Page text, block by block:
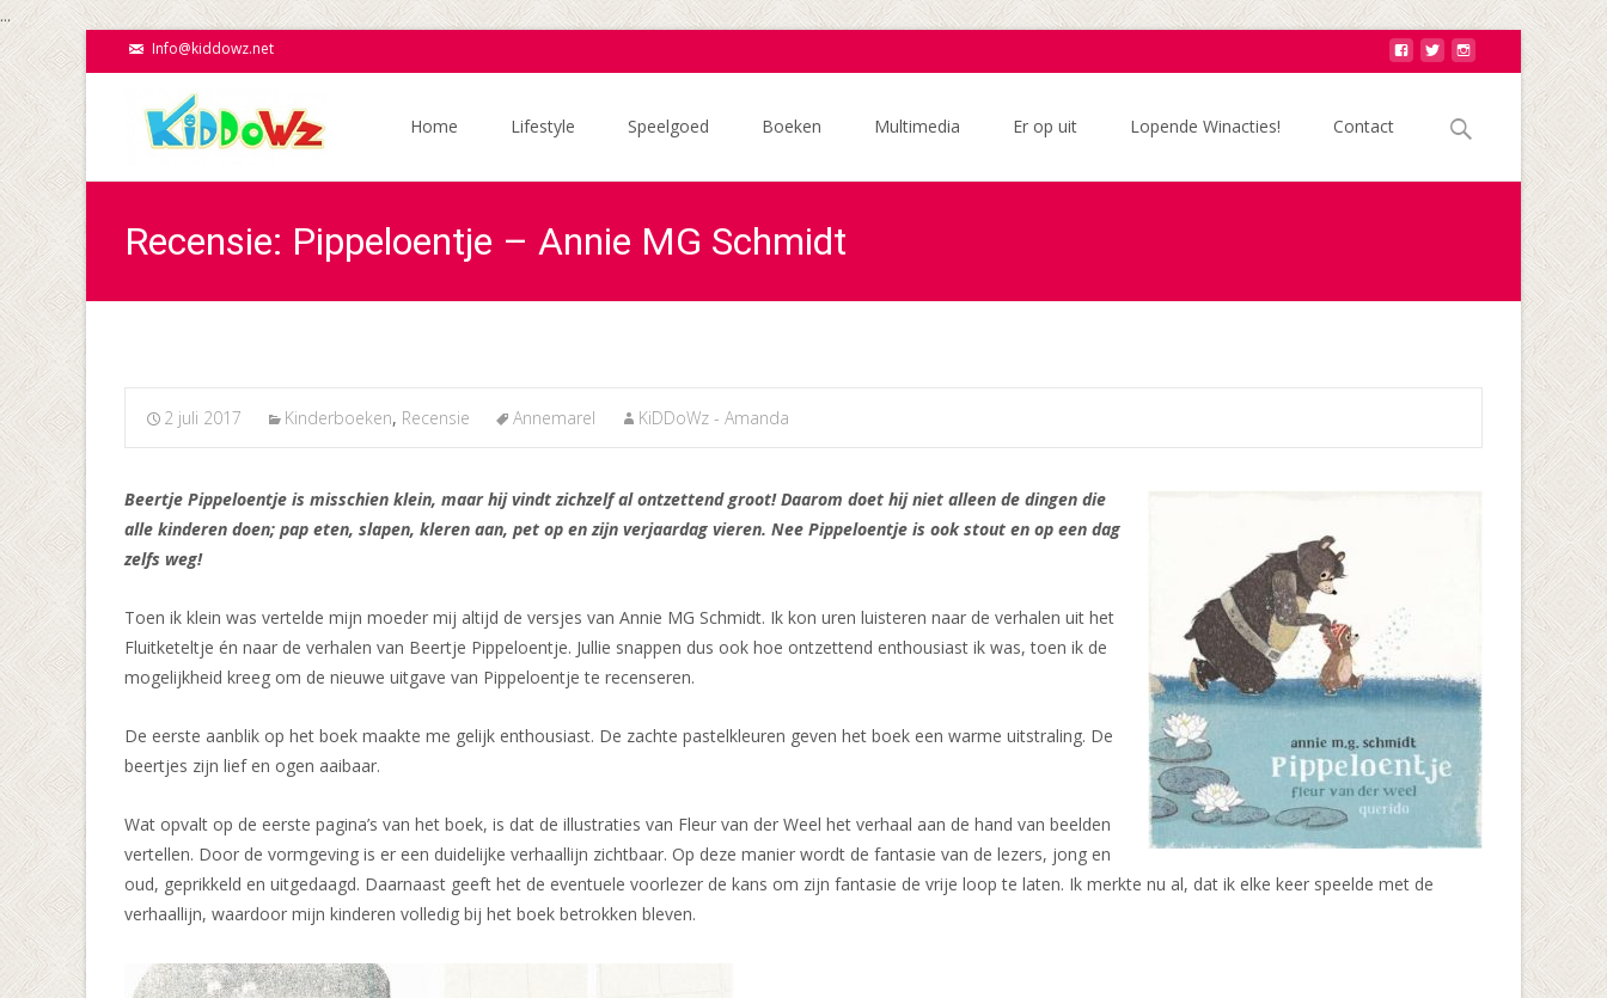
...
Info@kiddowz.net
naar
inhoud
Home Lifestyle Speelgoed Boeken Multimedia Er op uit Lopende Winacties! Contact
Zoek
naar:
Recensie: Pippeloentje – Annie MG Schmidt
2 juli 2017 Kinderboeken, Recensie Annemarel KiDDoWz - Amanda
Beertje Pippeloentje is misschien klein, maar hij vindt zichzelf al ontzettend groot! Daarom doet hij niet alleen de dingen die
alle kinderen doen; pap eten, slapen, kleren aan, pet op en zijn verjaardag vieren. Nee Pippeloentje is ook stout en op een dag
zelfs weg!
Toen ik klein was vertelde mijn moeder mij altijd de versjes van Annie MG Schmidt. Ik kon uren luisteren naar de verhalen uit het
Fluitketeltje én naar de verhalen van Beertje Pippeloentje. Jullie snappen dus ook hoe ontzettend enthousiast ik was, toen ik de
mogelijkheid kreeg om de nieuwe uitgave van Pippeloentje te recenseren.
De eerste aanblik op het boek maakte me gelijk enthousiast. De zachte pastelkleuren geven het boek een warme uitstraling. De
beertjes zijn lief en ogen aaibaar.
Wat opvalt op de eerste pagina’s van het boek, is dat de illustraties van Fleur van der Weel het verhaal aan de hand van beelden
vertellen. Door de vormgeving is er een duidelijke verhaallijn zichtbaar. Op deze manier wordt de fantasie van de lezers, jong en
oud, geprikkeld en uitgedaagd. Daarnaast geeft het de eventuele voorlezer de kans om zijn fantasie de vrije loop te laten. Ik merkte nu al, dat ik elke keer speelde met de
verhaallijn, waardoor mijn kinderen volledig bij het boek betrokken bleven.